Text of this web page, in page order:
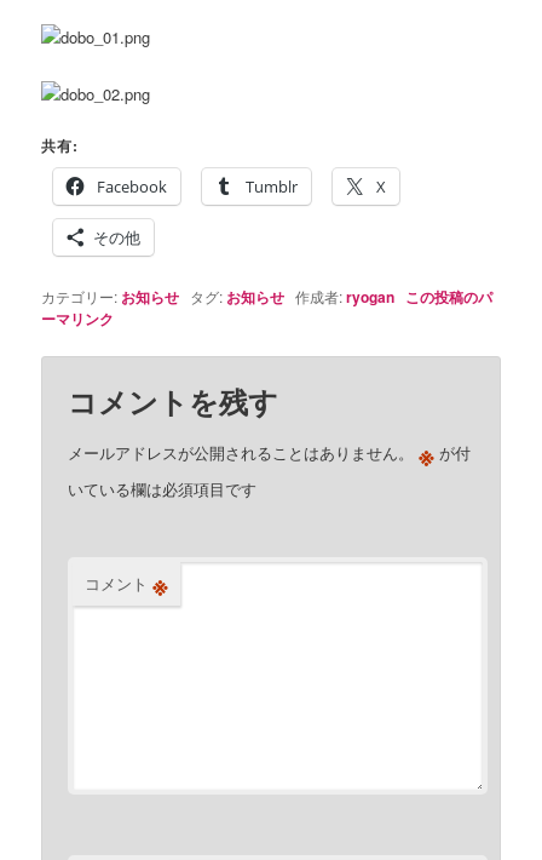
共有:
Facebook
Tumblr X
その他
カテゴリー: お知らせ タグ: お知らせ 作成者:ryogan この投稿のパ
ーマリンク
コメントを残す
メールアドレスが公開されることはありません。 ※ が付
いている欄は必須項目です
コメント ※